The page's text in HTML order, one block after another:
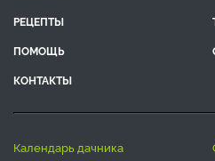
РЕЦЕПТЫ
ПОМОЩЬ
КОНТАКТЫ
календарь дачника